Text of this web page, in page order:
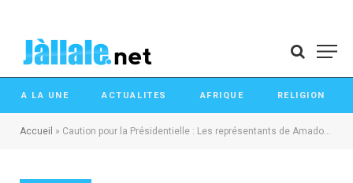
A LA UNE ACTUALITES AFRIQUE RELIGION
Accueil » Caution pour la Présidentielle : Les représentants de Amadou Ba et Babacar Diop passent aujourd’hui